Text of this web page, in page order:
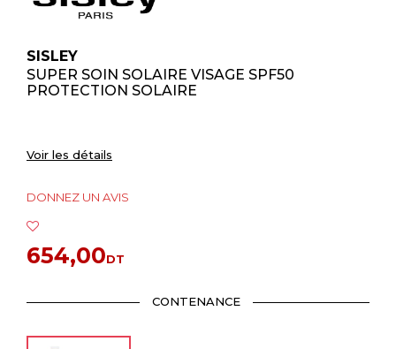
SISLEY
SUPER SOIN SOLAIRE VISAGE SPF50
PROTECTION SOLAIRE
Voir les détails
DONNEZ UN AVIS
654,00DT
CONTENANCE